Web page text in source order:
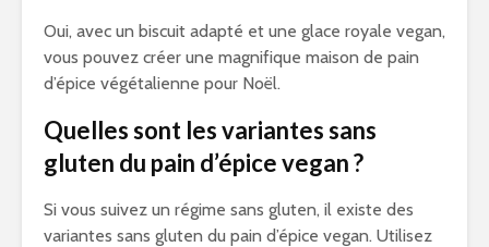
Oui, avec un biscuit adapté et une glace royale vegan,
vous pouvez créer une magnifique maison de pain
d’épice végétalienne pour Noël.
Quelles sont les variantes sans
gluten du pain d’épice vegan ?
Si vous suivez un régime sans gluten, il existe des
variantes sans gluten du pain d’épice vegan. Utilisez